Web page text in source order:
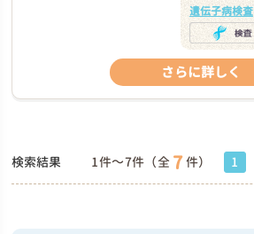
遺伝子病検査
さらに詳しく
検索結果 1件～7件（全 7件） 1